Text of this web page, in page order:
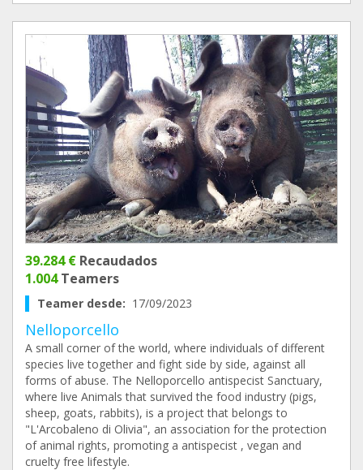
39.284 € Recaudados
1.004Teamers
Teamer desde: 17/09/2023
Nelloporcello
A small corner of the world, where individuals of different
species live together and fight side by side, against all
forms of abuse. The Nelloporcello antispecist Sanctuary,
where live Animals that survived the food industry (pigs,
sheep, goats, rabbits), is a project that belongs to
"L'Arcobaleno di Olivia", an association for the protection
of animal rights, promoting a antispecist , vegan and
cruelty free lifestyle.